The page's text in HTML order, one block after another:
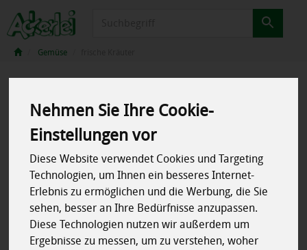
Nehmen Sie Ihre Cookie-
Einstellungen vor
Diese Website verwendet Cookies und Targeting
Technologien, um Ihnen ein besseres Internet-
Erlebnis zu ermöglichen und die Werbung, die Sie
sehen, besser an Ihre Bedürfnisse anzupassen.
Diese Technologien nutzen wir außerdem um
Ergebnisse zu messen, um zu verstehen, woher
Gemüse